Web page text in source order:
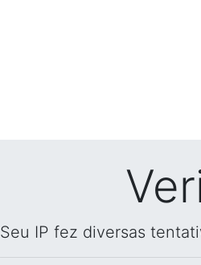
Seu IP fez diversas